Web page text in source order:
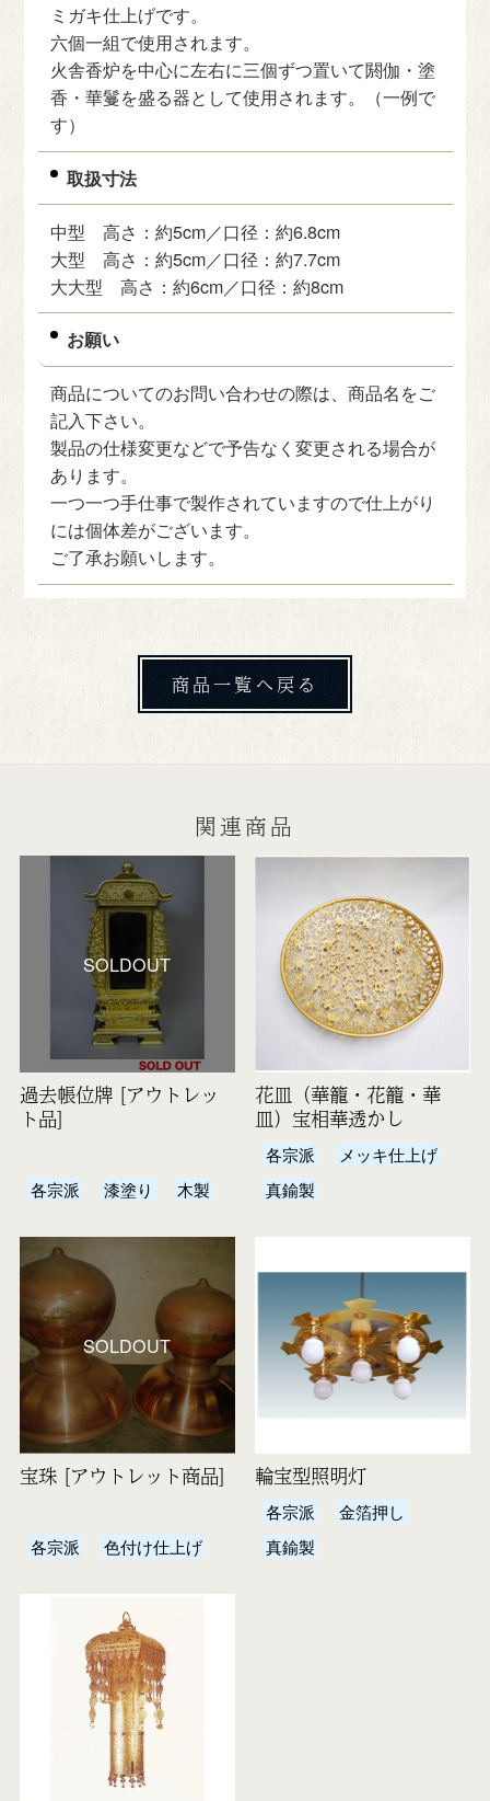
ミガキ仕上げです。
六個一組で使用されます。
火舎香炉を中心に左右に三個ずつ置いて閼伽・塗
香・華鬘を盛る器として使用されます。（一例で
す）
取扱寸法
中型 高さ：約5cm／口径：約6.8cm
大型 高さ：約5cm／口径：約7.7cm
大大型 高さ：約6cm／口径：約8cm
お願い
商品についてのお問い合わせの際は、商品名をご
記入下さい。
製品の仕様変更などで予告なく変更される場合が
あります。
一つ一つ手仕事で製作されていますので仕上がり
には個体差がございます。
ご了承お願いします。
商品一覧へ戻る
関連商品
SOLDOUT
過去帳位牌 [アウトレッ
ト品]
各宗派 漆塗り 木製
花皿（華籠・花籠・華
皿）宝相華透かし
各宗派
メッキ仕上げ
真鍮製
SOLDOUT
宝珠 [アウトレット商品]
各宗派 色付け仕上げ
輪宝型照明灯
各宗派
金箔押し
真鍮製